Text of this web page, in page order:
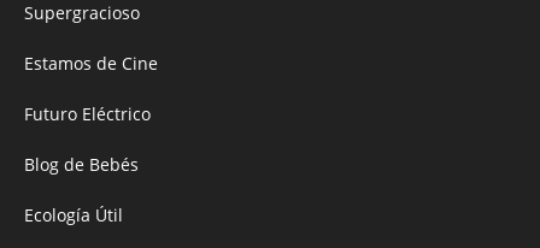
Supergracioso
Estamos de Cine
Futuro Eléctrico
Blog de Bebés
Ecología Útil